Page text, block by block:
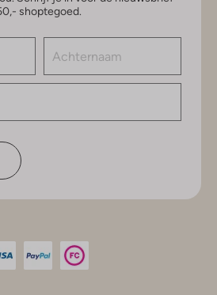
shoptegoed.